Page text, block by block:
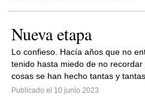
Nueva etapa
Lo confieso. Hacía años que no
tenido hasta miedo de no
cosas se han hecho tantas y
Publicado el 10 junio 2023